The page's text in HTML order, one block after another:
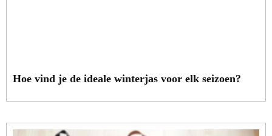
Hoe vind je de ideale winterjas voor elk seizoen?